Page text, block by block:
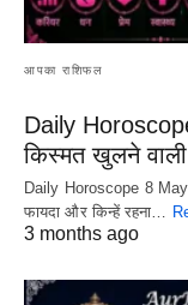
आपका राशिफल
Daily
किस्मत खुलने
Daily Horoscope 8 May
फायदा और किन्हें रहना…
3 months ago